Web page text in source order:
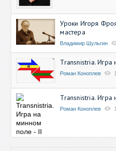
Уроки Игоря
мастера
Владимир Шульгин
Transnistria.
Роман Коноплев
Transnistria.
Роман Коноплев